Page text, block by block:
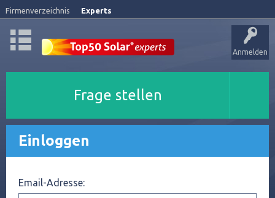
Firmenverzeichnis Experts
Anmelden
Frage stellen
Einloggen
Email-Adresse: